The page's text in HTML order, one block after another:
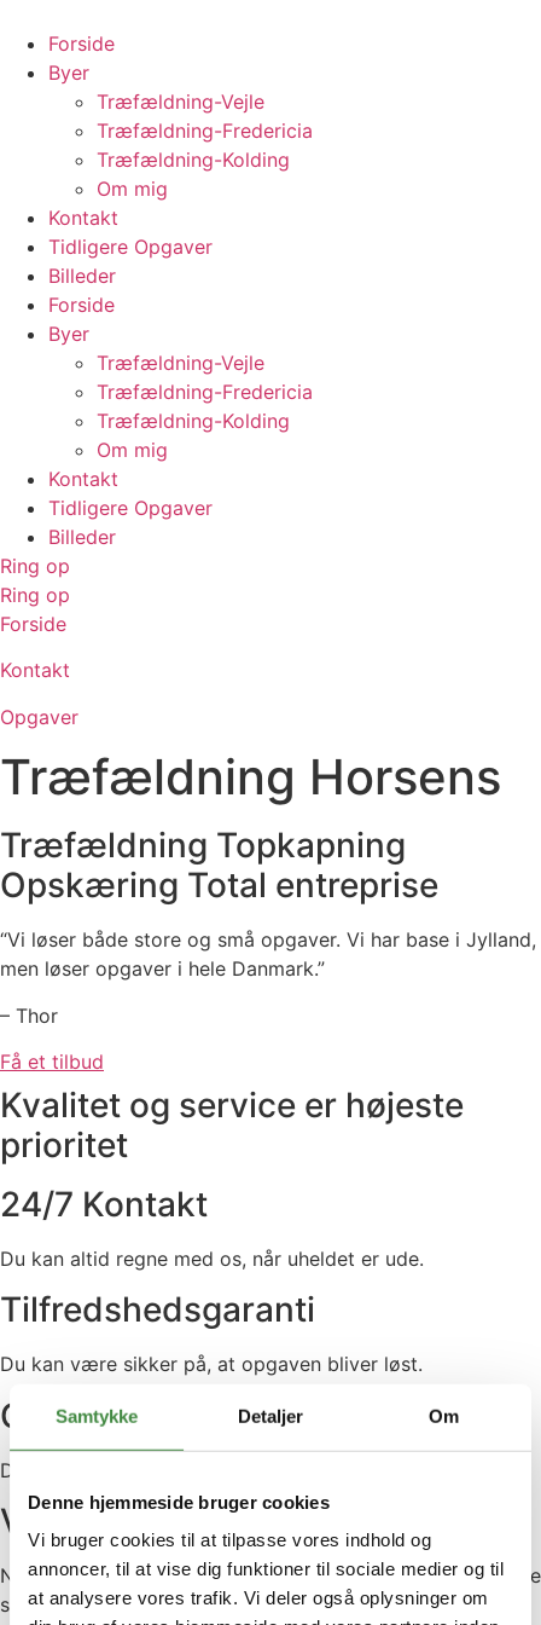
Samtykke Detaljer Om
Denne hjemmeside bruger cookies
Vi bruger cookies til at tilpasse vores indhold og
annoncer, til at vise dig funktioner til sociale medier og til
at analysere vores trafik. Vi deler også oplysninger om
indhold
Forside
Byer
Træfældning-Vejle
Træfældning-Fredericia
Træfældning-Kolding
Om mig
Kontakt
Tidligere Opgaver
Billeder
Forside
Byer
Træfældning-Vejle
Træfældning-Fredericia
Træfældning-Kolding
Om mig
Kontakt
Tidligere Opgaver
Billeder
Ring op
Ring op
Forside
Kontakt
Opgaver
Træfældning Horsens
Træfældning Topkapning
Opskæring Total entreprise
“Vi løser både store og små opgaver. Vi har base i Jylland,
men løser opgaver i hele Danmark.”
– Thor
Få et tilbud
Kvalitet og service er højeste
prioritet
24/7 Kontakt
Du kan altid regne med os, når uheldet er ude.
Tilfredshedsgaranti
Du kan være sikker på, at opgaven bliver løst.
Certificeret
Dette sikrer dig, at vi ved, hvad vi laver.
Vi sørger for oprydningen!
Når vi har udført en opgave rydder vi op. Du vil ikke kunne
se at vi har arbejdet på grunden.